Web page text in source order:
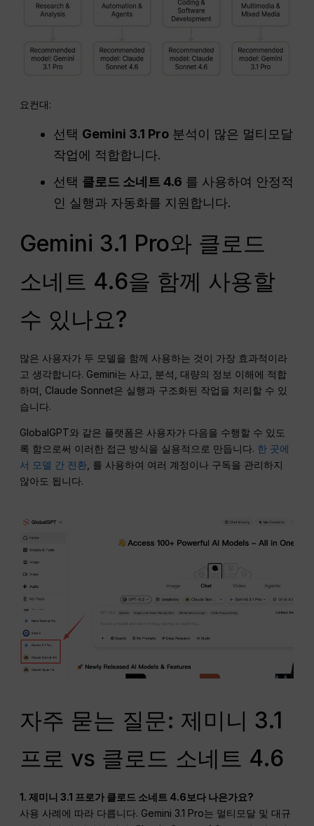
요컨대:
선택 Gemini 3.1 Pro 분석이 많은 멀티모달
작업에 적합합니다.
선택 클로드 소네트 4.6 를 사용하여 안정적
인 실행과 자동화를 지원합니다.
Gemini 3.1 Pro와 클로드
소네트 4.6을 함께 사용할
수 있나요?
많은 사용자가 두 모델을 함께 사용하는 것이 가장 효과적이라
고 생각합니다. Gemini는 사고, 분석, 대량의 정보 이해에 적합
하며, Claude Sonnet은 실행과 구조화된 작업을 처리할 수 있
습니다.
GlobalGPT와 같은 플랫폼은 사용자가 다음을 수행할 수 있도
록 함으로써 이러한 접근 방식을 실용적으로 만듭니다. 한 곳에
서 모델 간 전환 , 를 사용하여 여러 계정이나 구독을 관리하지
않아도 됩니다.
자주 묻는 질문: 제미니 3.1
프로 vs 클로드 소네트 4.6
1. 제미니 3.1 프로가 클로드 소네트 4.6보다 나은가요?
사용 사례에 따라 다릅니다. Gemini 3.1 Pro는 멀티모달 및 대규